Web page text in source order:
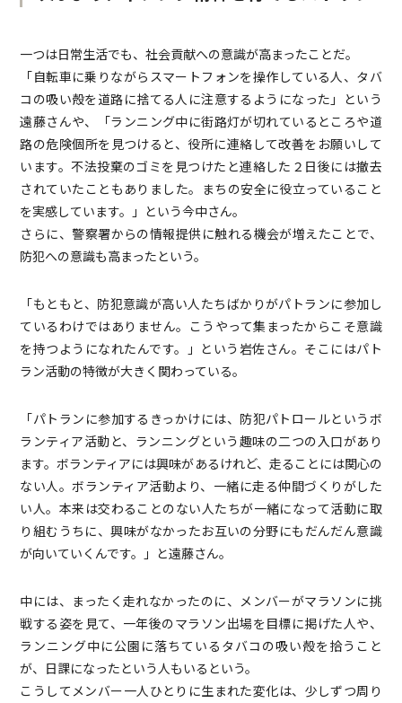
一つは日常生活でも、社会貢献への意識が高まったことだ。
「自転車に乗りながらスマートフォンを操作している人、タバ
コの吸い殻を道路に捨てる人に注意するようになった」という
遠藤さんや、「ランニング中に街路灯が切れているところや道
路の危険個所を見つけると、役所に連絡して改善をお願いして
います。不法投棄のゴミを見つけたと連絡した２日後には撤去
されていたこともありました。まちの安全に役立っていること
を実感しています。」という今中さん。
さらに、警察署からの情報提供に触れる機会が増えたことで、
防犯への意識も高まったという。
「もともと、防犯意識が高い人たちばかりがパトランに参加し
ているわけではありません。こうやって集まったからこそ意識
を持つようになれたんです。」という岩佐さん。そこにはパト
ラン活動の特徴が大きく関わっている。
「パトランに参加するきっかけには、防犯パトロールというボ
ランティア活動と、ランニングという趣味の二つの入口があり
ます。ボランティアには興味があるけれど、走ることには関心の
ない人。ボランティア活動より、一緒に走る仲間づくりがした
い人。本来は交わることのない人たちが一緒になって活動に取
り組むうちに、興味がなかったお互いの分野にもだんだん意識
が向いていくんです。」と遠藤さん。
中には、まったく走れなかったのに、メンバーがマラソンに挑
戦する姿を見て、一年後のマラソン出場を目標に掲げた人や、
ランニング中に公園に落ちているタバコの吸い殻を拾うこと
が、日課になったという人もいるという。
こうしてメンバー一人ひとりに生まれた変化は、少しずつ周り